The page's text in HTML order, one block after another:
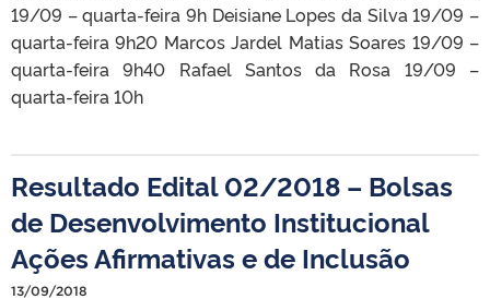
19/09 – quarta-feira 9h Deisiane Lopes da Silva 19/09 –
quarta-feira 9h20 Marcos Jardel Matias Soares 19/09 –
quarta-feira 9h40 Rafael Santos da Rosa 19/09 –
quarta-feira 10h
Resultado Edital 02/2018 – Bolsas
de Desenvolvimento Institucional
Ações Afirmativas e de Inclusão
13/09/2018